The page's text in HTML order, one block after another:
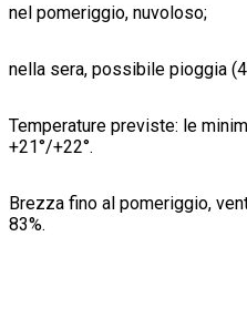
nel pomeriggio, nuvoloso;
nella sera, possibile pioggia
Temperature previste: le
+21°/+22°.
Brezza fino al pomeriggio,
83%.